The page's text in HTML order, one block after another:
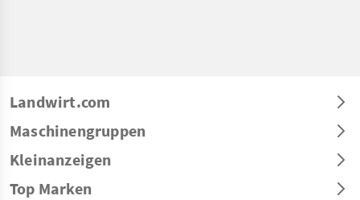
Landwirt.com
Maschinengruppen
Kleinanzeigen
Top Marken